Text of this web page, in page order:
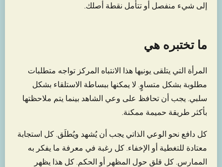
إلى شيء منفصل أو تتأمل نقطة أصلك.
ما تختبره هي
المرأة التي يتلقى يونيها هذا الانتباه المركز تواجه متطلبات
مطلوبة بشكل متساوٍ. لا يمكنها ببساطة الاستلقاء بشكل
سلبي. يجب أن تحافظ على وعي الشاهد بينما يتم ملاحظتها
بأكثر طريقة حميمة ممكنة.
كل دافع نحو الوعي الذاتي يجب أن يُشهد ويُطلَق. كل استجابة
معتادة للتغطية أو الإخفاء. كل رغبة في معرفة ما يفكر به
الممارس. كل قلق حول المظهر أو الحكم. كل هذا يظهر